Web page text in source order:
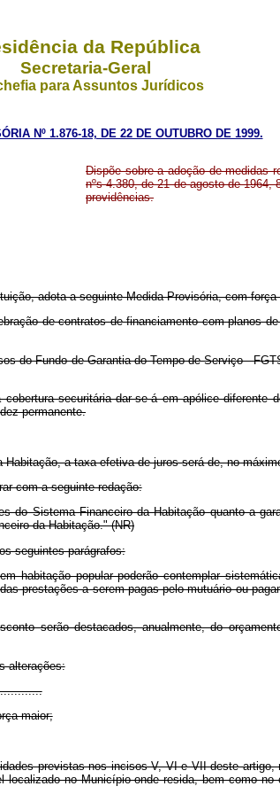
da República
Secretaria-Geral
para Assuntos Jurídicos
Nº 1.876-18, DE 22 DE OUTUBRO DE 1999.
Dispõe sobre a adoção de medidas
nºs 4.380, de 21 de agosto de 1964,
providências.
adota a seguinte Medida Provisória, com força
de contratos de financiamento com planos de
Fundo de Garantia do Tempo de Serviço -
securitária dar-se-á em apólice diferente
permanente.
a taxa efetiva de juros será de, no
com a seguinte redação:
do Sistema Financeiro da Habitação quanto a
da Habitação." (NR)
seguintes parágrafos:
popular poderão contemplar
prestações a serem pagas pelo mutuário ou
serão destacados, anualmente, do
alterações:
maior;
previstas nos incisos V, VI e VII deste
no Município onde resida, bem como